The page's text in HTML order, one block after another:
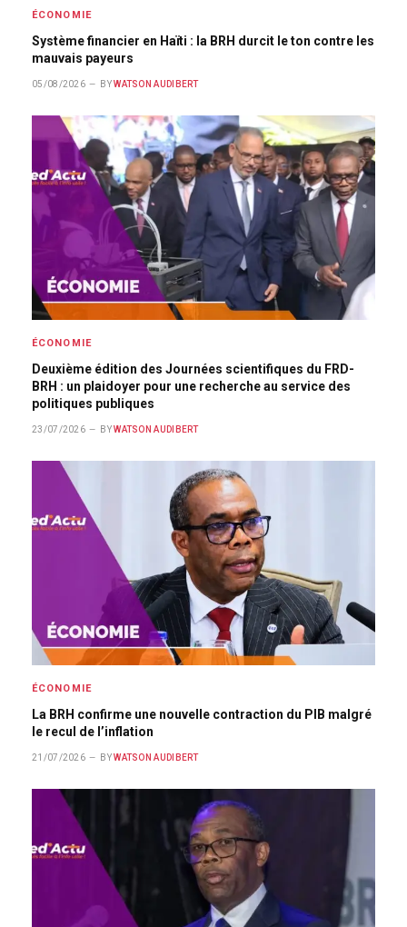
ÉCONOMIE
Système financier en Haïti : la BRH durcit le ton contre les
mauvais payeurs
05/08/2026 BY WATSON AUDIBERT
ÉCONOMIE
Deuxième édition des Journées scientifiques du FRD-
BRH : un plaidoyer pour une recherche au service des
politiques publiques
23/07/2026 BY WATSON AUDIBERT
ÉCONOMIE
La BRH confirme une nouvelle contraction du PIB malgré
le recul de l’inflation
21/07/2026 BY WATSON AUDIBERT